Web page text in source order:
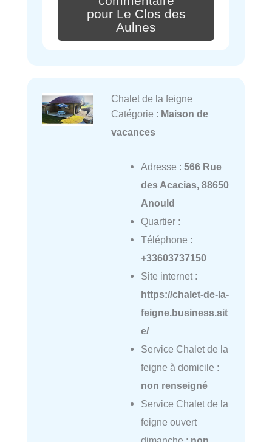
pour Le Clos des
Aulnes
Chalet de la feigne
Catégorie : Maison de
vacances
Adresse : 566 Rue
des Acacias, 88650
Anould
Quartier :
Téléphone :
+33603737150
Site internet :
https://chalet-de-la-
feigne.business.sit
e/
Service Chalet de la
feigne à domicile :
non renseigné
Service Chalet de la
feigne ouvert